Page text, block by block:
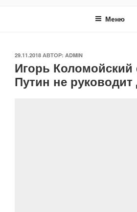
Меню
ОПУБЛИКОВАНО
29.11.2018 АВТОР: ADMIN
Игорь Коломойский
Путин не